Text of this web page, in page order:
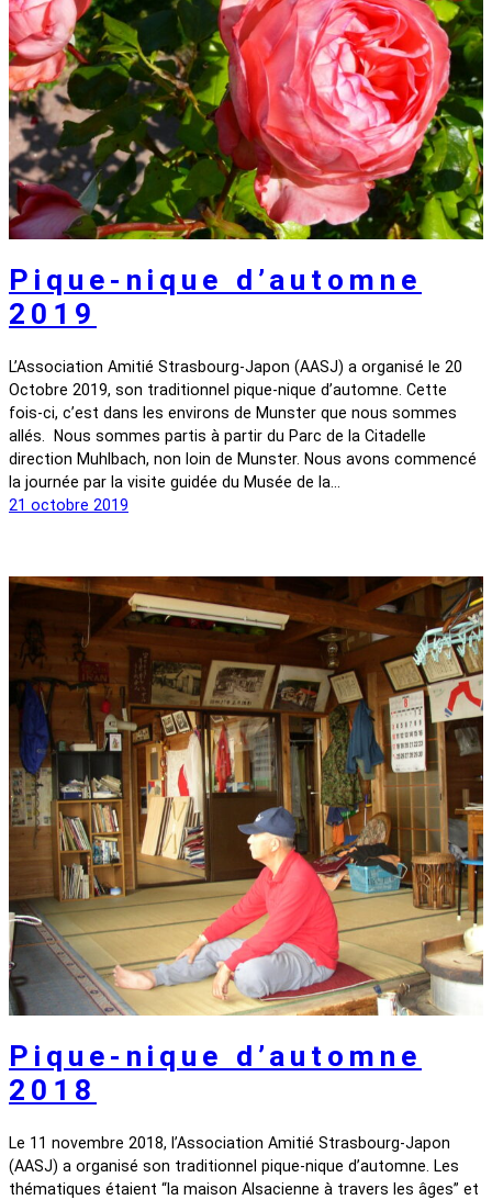
Pique-nique d’automne
2019
L’Association Amitié Strasbourg-Japon (AASJ) a organisé le 20
Octobre 2019, son traditionnel pique-nique d’automne. Cette
fois-ci, c’est dans les environs de Munster que nous sommes
allés. Nous sommes partis à partir du Parc de la Citadelle
direction Muhlbach, non loin de Munster. Nous avons commencé
la journée par la visite guidée du Musée de la…
21 octobre 2019
Pique-nique d’automne
2018
Le 11 novembre 2018, l’Association Amitié Strasbourg-Japon
(AASJ) a organisé son traditionnel pique-nique d’automne. Les
thématiques étaient “la maison Alsacienne à travers les âges” et